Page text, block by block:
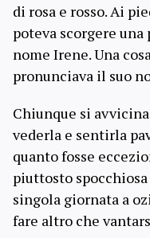
di rosa e rosso. Ai
poteva scorgere
nome Irene. Una
pronunciava il suo
Chiunque si
vederla e sentirla
quanto fosse
piuttosto
singola giornata a
fare altro che